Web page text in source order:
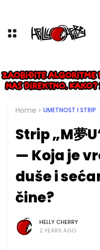
Home UMETNOST I STRIP
Strip „M夢
— Koja je
duše i
čine?
HELLY CHERRY
2 YEARS AGO